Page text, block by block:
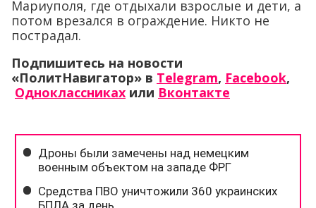
Мариуполя, где отдыхали взрослые и дети, а
потом врезался в ограждение. Никто не
пострадал.
Подпишитесь на новости
«ПолитНавигатор» в Telegram, Facebook,
Одноклассниках или Вконтакте